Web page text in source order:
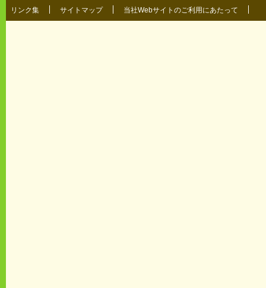
リンク集 サイトマップ 当社Webサイトのご利用にあたって